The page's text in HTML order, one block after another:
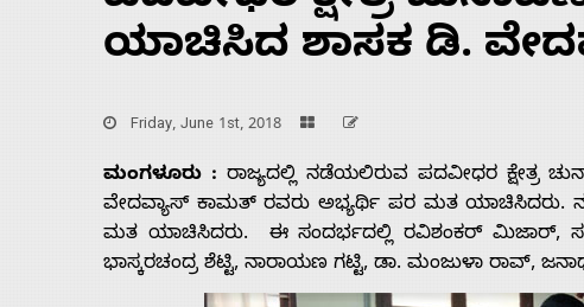
ಯಾಚಿಸಿದ ಶಾಸಕ ಡಿ.
Friday, June 1st, 2018
ಮಂಗಳೂರು : ರಾಜ್ಯದಲ್ಲಿ ನಡೆಯಲಿರುವ ಪದವೀಧರ ಕ್ಷೇತ್ರ
ವೇದವ್ಯಾಸ್ ಕಾಮತ್ ರವರು ಅಭ್ಯರ್ಥಿ ಪರ ಮತ ಯಾಚಿಸಿದರು.
ಮತ ಯಾಚಿಸಿದರು. ಈ ಸಂದರ್ಭದಲ್ಲಿ ರವಿಶಂಕರ್ ಮಿಜಾರ್,
ಭಾಸ್ಕರಚಂದ್ರ ಶೆಟ್ಟಿ, ನಾರಾಯಣ ಗಟ್ಟಿ, ಡಾ. ಮಂಜುಳಾ ರಾವ್,